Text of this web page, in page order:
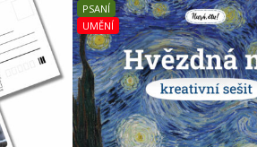
PSANÍ
UMĚNÍ
ABECEDA
LES
PSANÍ